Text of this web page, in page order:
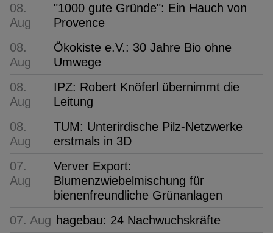
08.
Aug
"1000 gute Gründe": Ein Hauch von
Provence
08.
Aug
Ökokiste e.V.: 30 Jahre Bio ohne
Umwege
08.
Aug
IPZ: Robert Knöferl übernimmt die
Leitung
08.
Aug
TUM: Unterirdische Pilz-Netzwerke
erstmals in 3D
07.
Aug
Verver Export:
Blumenzwiebelmischung für
bienenfreundliche Grünanlagen
07. Aug hagebau: 24 Nachwuchskräfte